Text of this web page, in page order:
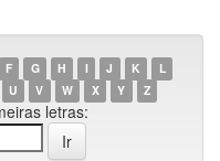
F G H I J K
L
U V W X Y Z
letras: